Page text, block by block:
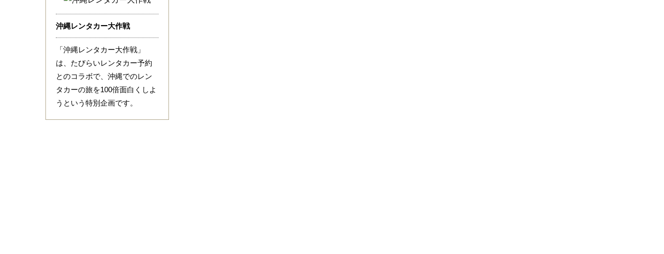
沖縄レンタカー大作戦
「沖縄レンタカー大作戦」
は、たびらいレンタカー予約
とのコラボで、沖縄でのレン
タカーの旅を100倍面白くしよ
うという特別企画です。